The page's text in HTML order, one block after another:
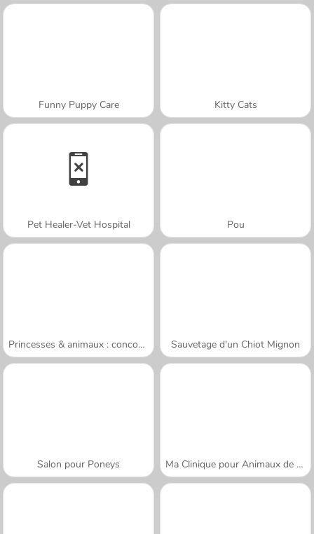
Funny Puppy Care Kitty Cats
Pet Healer-Vet Hospital Pou
Princesses & animaux : concours photos Sauvetage d'un Chiot Mignon
Salon pour Poneys Ma Clinique pour Animaux de Compagnie